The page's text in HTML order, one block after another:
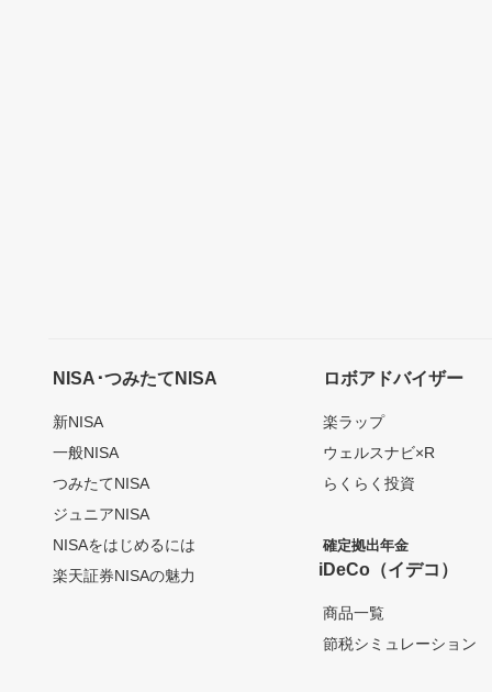
NISA･つみたてNISA
新NISA
一般NISA
つみたてNISA
ジュニアNISA
NISAをはじめるには
楽天証券NISAの魅力
ロボアドバイザー
楽ラップ
ウェルスナビ×R
らくらく投資
確定拠出年金
iDeCo（イデコ）
商品一覧
節税シミュレーション